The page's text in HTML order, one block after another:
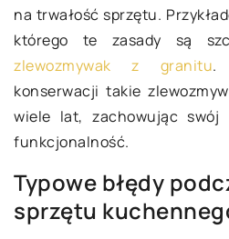
na trwałość sprzętu.
którego te zasady są
zlewozmywak z granitu.
konserwacji takie
wiele lat, zachowując swój
funkcjonalność.
Typowe błędy
sprzętu